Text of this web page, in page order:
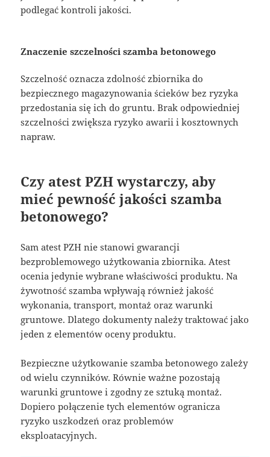
podlegać kontroli jakości.
Znaczenie szczelności szamba betonowego
Szczelność oznacza zdolność zbiornika do
bezpiecznego magazynowania ścieków bez ryzyka
przedostania się ich do gruntu. Brak odpowiedniej
szczelności zwiększa ryzyko awarii i kosztownych
napraw.
Czy atest PZH wystarczy, aby
mieć pewność jakości szamba
betonowego?
Sam atest PZH nie stanowi gwarancji
bezproblemowego użytkowania zbiornika. Atest
ocenia jedynie wybrane właściwości produktu. Na
żywotność szamba wpływają również jakość
wykonania, transport, montaż oraz warunki
gruntowe. Dlatego dokumenty należy traktować jako
jeden z elementów oceny produktu.
Bezpieczne użytkowanie szamba betonowego zależy
od wielu czynników. Równie ważne pozostają
warunki gruntowe i zgodny ze sztuką montaż.
Dopiero połączenie tych elementów ogranicza
ryzyko uszkodzeń oraz problemów
eksploatacyjnych.